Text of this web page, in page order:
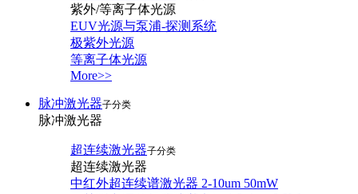
紫外/等离子体光源
EUV光源与泵浦-探测系统
极紫外光源
等离子体光源
More>>
脉冲激光器子分类
脉冲激光器
超连续激光器子分类
超连续激光器
中红外超连续谱激光器 2-10um 50mW